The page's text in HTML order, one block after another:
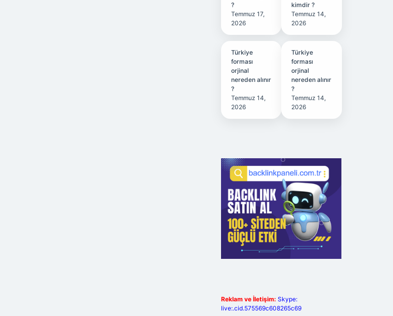
?
Temmuz 17,
2026
kimdir ?
Temmuz 14,
2026
Türkiye
forması
orjinal
nereden alınır
?
Temmuz 14,
2026
Türkiye
forması
orjinal
nereden alınır
?
Temmuz 14,
2026
Reklam ve İletişim: Skype:
live:.cid.575569c608265c69